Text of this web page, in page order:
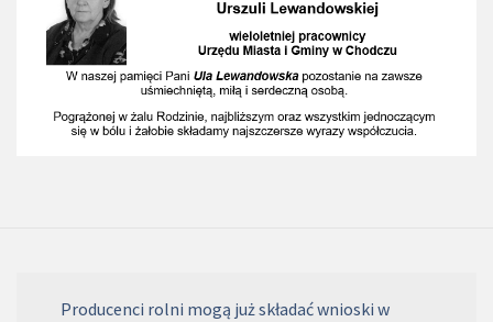
Producenci rolni mogą już składać wnioski w